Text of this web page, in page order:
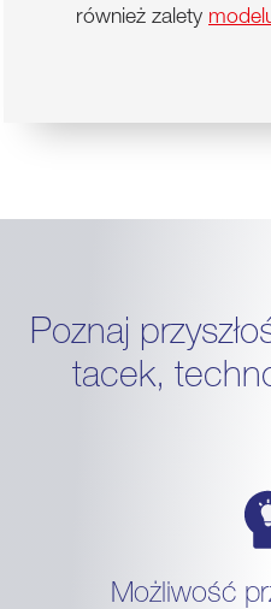
również zalety
Poznaj
tacek,
Możliwość